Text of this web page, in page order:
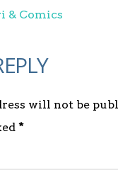
& Comics
will not be
*